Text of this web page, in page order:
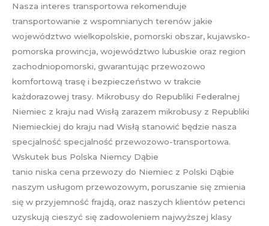
Nasza interes transportowa rekomenduje
transportowanie z wspomnianych terenów jakie
województwo wielkopolskie, pomorski obszar, kujawsko-
pomorska prowincja, województwo lubuskie oraz region
zachodniopomorski, gwarantując przewozowo
komfortową trasę i bezpieczeństwo w trakcie
każdorazowej trasy. Mikrobusy do Republiki Federalnej
Niemiec z kraju nad Wisłą zarazem mikrobusy z Republiki
Niemieckiej do kraju nad Wisłą stanowić będzie nasza
specjalność specjalność przewozowo-transportowa.
Wskutek bus Polska Niemcy Dąbie
tanio niska cena przewozy do Niemiec z Polski Dąbie
naszym usługom przewozowym, poruszanie się zmienia
się w przyjemność frajdą, oraz naszych klientów petenci
uzyskują cieszyć się zadowoleniem najwyższej klasy